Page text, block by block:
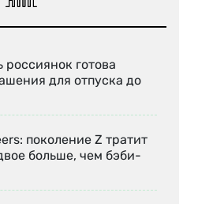
россиянок готова
для отпуска до
поколение Z тратит
больше, чем бэби-